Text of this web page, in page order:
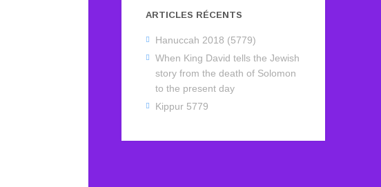
ARTICLES RÉCENTS
Hanuccah 2018 (5779)
When King David tells the Jewish
story from the death of Solomon
to the present day
Kippur 5779